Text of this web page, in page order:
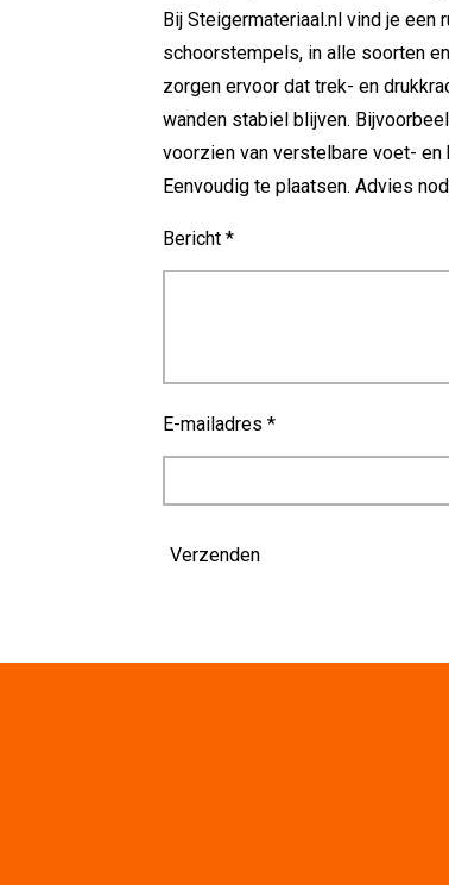
Bij Steigermateriaal.nl vind je een
schoorstempels, in alle soorten
zorgen ervoor dat trek- en
wanden stabiel blijven.
voorzien van verstelbare voet- en
Eenvoudig te plaatsen. Advies
Bericht *
E-mailadres *
Verzenden